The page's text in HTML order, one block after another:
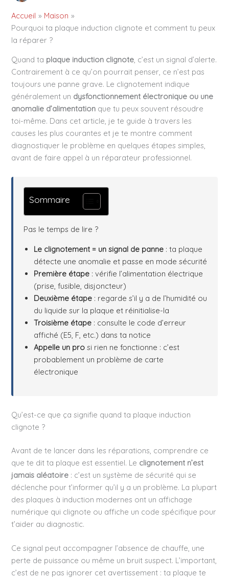
Accueil
Maison
Pourquoi ta plaque induction clignote et comment tu peux
la réparer ?
Quand ta plaque induction clignote, c’est un signal d’alerte.
Contrairement à ce qu’on pourrait penser, ce n’est pas
toujours une panne grave. Le clignotement indique
généralement un dysfonctionnement électronique ou une
anomalie d’alimentation que tu peux souvent résoudre
toi-même. Dans cet article, je te guide à travers les
causes les plus courantes et je te montre comment
diagnostiquer le problème en quelques étapes simples,
avant de faire appel à un réparateur professionnel.
Sommaire
Pas le temps de lire ?
Le clignotement = un signal de panne : ta plaque
détecte une anomalie et passe en mode sécurité
Première étape : vérifie l’alimentation électrique
(prise, fusible, disjoncteur)
Deuxième étape : regarde s’il y a de l’humidité ou
du liquide sur la plaque et réinitialise-la
Troisième étape : consulte le code d’erreur
affiché (E5, F, etc.) dans ta notice
Appelle un pro si rien ne fonctionne : c’est
probablement un problème de carte
électronique
Qu’est-ce que ça signifie quand ta plaque induction
clignote ?
Avant de te lancer dans les réparations, comprendre ce
que te dit ta plaque est essentiel. Le clignotement n’est
jamais aléatoire : c’est un système de sécurité qui se
déclenche pour t’informer qu’il y a un problème. La plupart
des plaques à induction modernes ont un affichage
numérique qui clignote ou affiche un code spécifique pour
t’aider au diagnostic.
Ce signal peut accompagner l’absence de chauffe, une
perte de puissance ou même un bruit suspect. L’important,
c’est de ne pas ignorer cet avertissement : ta plaque te